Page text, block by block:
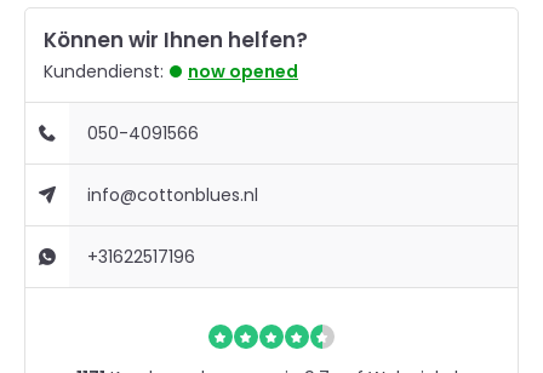
Können wir Ihnen helfen?
Kundendienst: now opened
050-4091566
info@cottonblues.nl
+31622517196